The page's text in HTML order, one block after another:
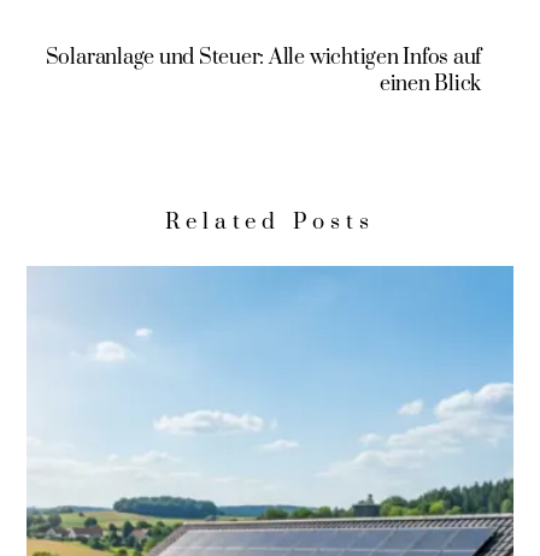
Solaranlage und Steuer: Alle wichtigen Infos auf
einen Blick
Related Posts